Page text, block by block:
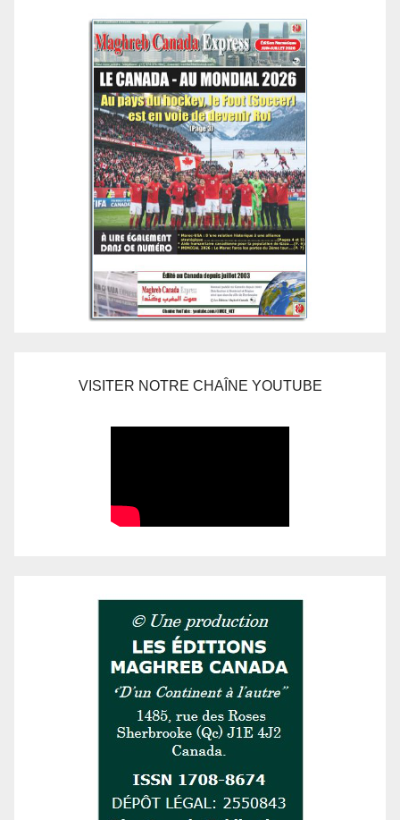
VISITER NOTRE CHAÎNE YOUTUBE